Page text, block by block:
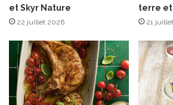
e
s
r
et Skyr Nature
22 juillet 2026
terre
21